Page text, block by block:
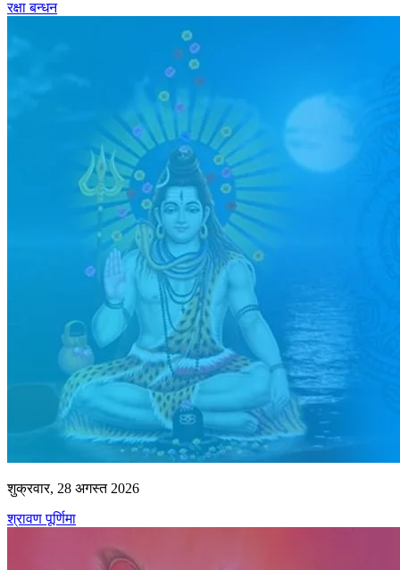
रक्षा बन्धन
शुक्रवार, 28 अगस्त 2026
श्रावण पूर्णिमा